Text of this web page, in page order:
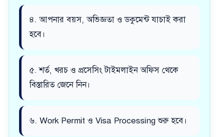
৪. আপনার বয়স, অভিজ্ঞতা ও ডকুমেন্ট যাচাই করা
হবে।
৫. শর্ত, খরচ ও প্রসেসিং টাইমলাইন অফিস থেকে
বিস্তারিত জেনে নিন।
৬. Work Permit ও Visa Processing শুরু হবে।